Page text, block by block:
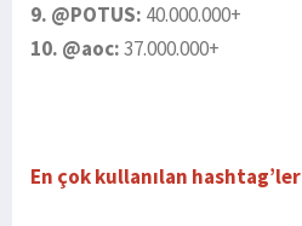
9. @POTUS: 40.000.000+
10. @aoc:37.000.000+
En çok kullanılan hashtag’ler